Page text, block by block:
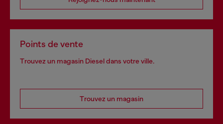
Points de vente
Trouvez un magasin Diesel dans votre ville.
Trouvez un magasin